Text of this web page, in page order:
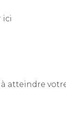
ici
atteindre